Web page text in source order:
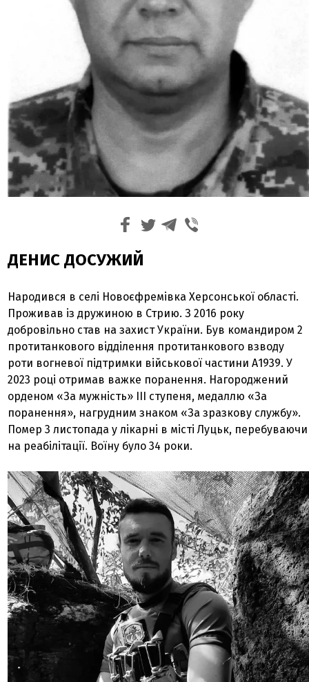
ДЕНИС ДОСУЖИЙ
Народився в селі Новоєфремівка Херсонської області.
Проживав із дружиною в Стрию. З 2016 року
добровільно став на захист України. Був командиром 2
протитанкового відділення протитанкового взводу
роти вогневої підтримки військової частини А1939. У
2023 році отримав важке поранення. Нагороджений
орденом «За мужність» ІІІ ступеня, медаллю «За
поранення», нагрудним знаком «За зразкову службу».
Помер 3 листопада у лікарні в місті Луцьк, перебуваючи
на реабілітації. Воїну було 34 роки.